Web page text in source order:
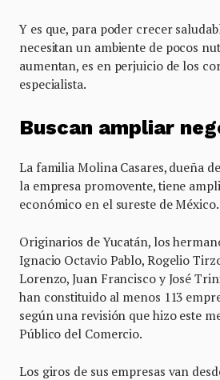
Y es que, para poder crecer
necesitan un ambiente de pocos
aumentan, es en perjuicio de los
especialista.
Buscan ampliar
La familia Molina Casares, dueña
la empresa promovente, tiene
económico en el sureste de México.
Originarios de Yucatán, los
Ignacio Octavio Pablo, Rogelio
Lorenzo, Juan Francisco y José
han constituido al menos 113
según una revisión que hizo este
Público del Comercio.
Los giros de sus empresas van